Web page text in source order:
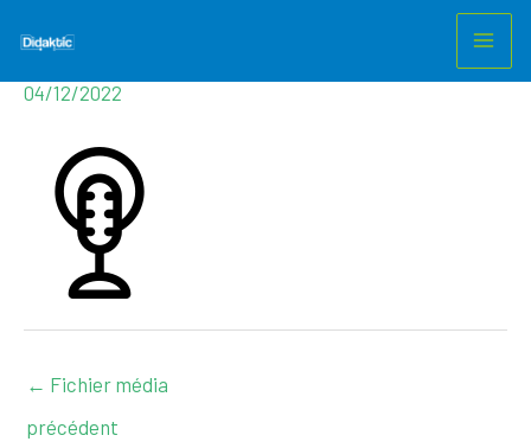
contenu
m.nezet@gmail.com/
04/12/2022
← Fichier média
précédent